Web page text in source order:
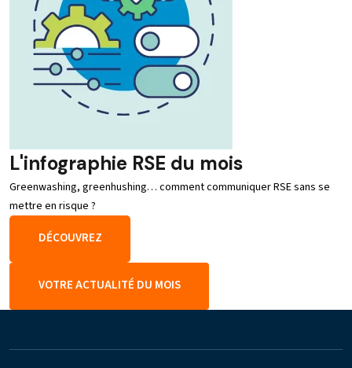
L'infographie RSE du mois
Greenwashing, greenhushing… comment communiquer RSE sans se
mettre en risque ?
DÉCOUVREZ
VOTRE ACTUALITÉ DU MOIS